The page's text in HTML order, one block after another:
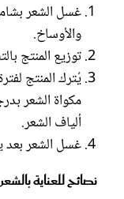
غسل الشعر
والأوساخ.
توزيع المنتج
يُترك المنتج
مكواة الشعر
ألياف الشعر.
غسل الشعر بعد
نصائح للعناية